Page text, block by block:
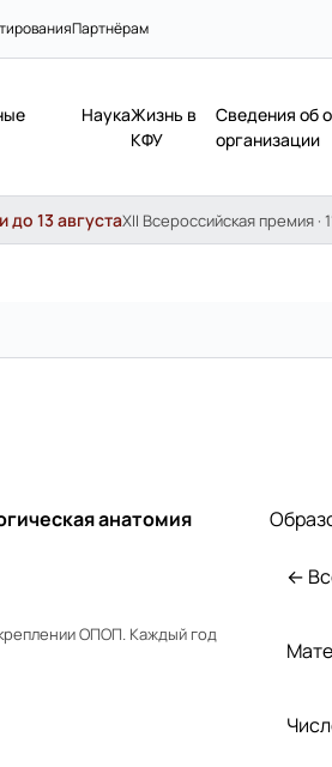
Партнёрам
НаукаЖизнь в
КФУ
Сведения об
организации
до 13 августаXII Всероссийская премия ·
анатомия
ОПОП. Каждый год
←